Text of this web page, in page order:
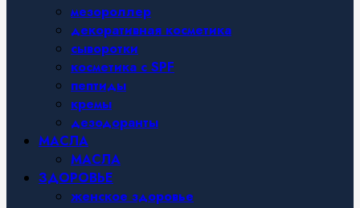
мезороллер
декоративная косметика
сыворотки
косметика с SPF
пептиды
кремы
дезодоранты
МАСЛА
МАСЛА
ЗДОРОВЬЕ
женское здоровье